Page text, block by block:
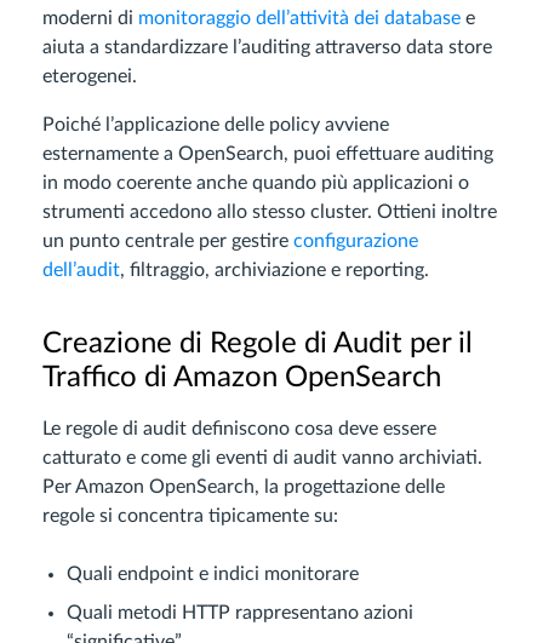
moderni di monitoraggio dell’attività dei database e
aiuta a standardizzare l’auditing attraverso data store
eterogenei.
Poiché l’applicazione delle policy avviene
esternamente a OpenSearch, puoi effettuare auditing
in modo coerente anche quando più applicazioni o
strumenti accedono allo stesso cluster. Ottieni inoltre
un punto centrale per gestire configurazione
dell’audit, filtraggio, archiviazione e reporting.
Creazione di Regole di Audit per il
Traffico di Amazon OpenSearch
Le regole di audit definiscono cosa deve essere
catturato e come gli eventi di audit vanno archiviati.
Per Amazon OpenSearch, la progettazione delle
regole si concentra tipicamente su:
Quali endpoint e indici monitorare
Quali metodi HTTP rappresentano azioni